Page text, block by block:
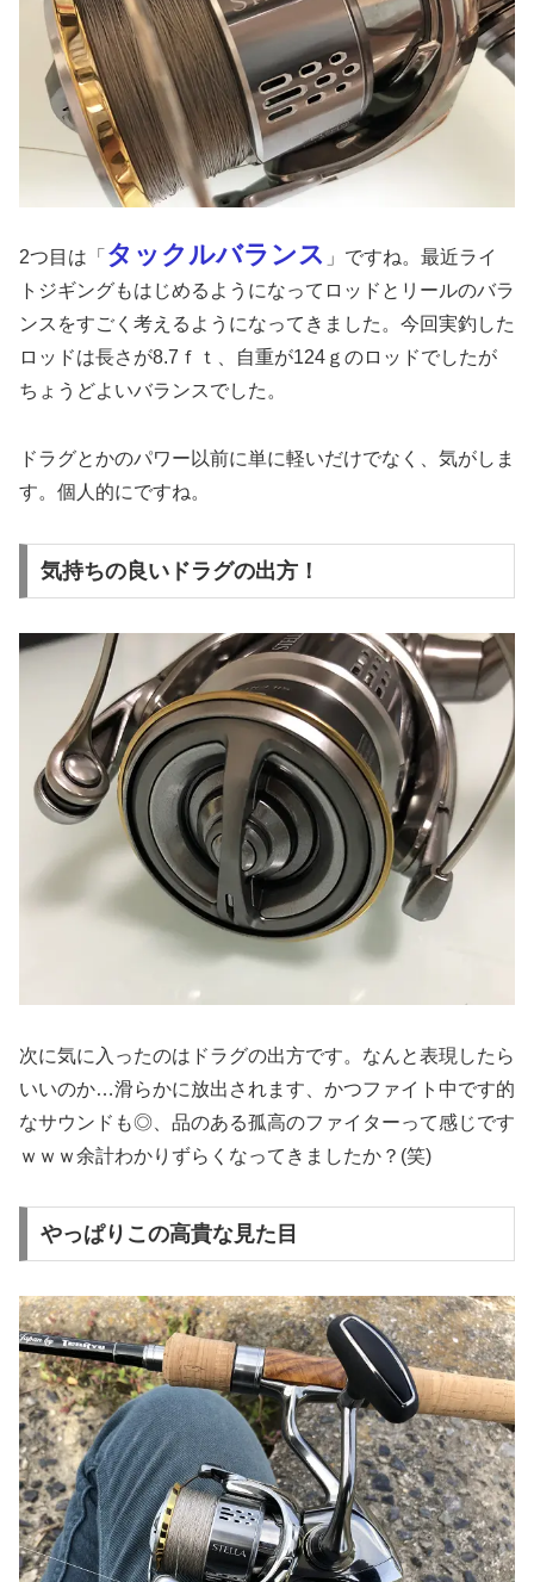
2つ目は「 タックルバランス 」ですね。最近ライ
トジギングもはじめるようになってロッドとリールのバラ
ンスをすごく考えるようになってきました。今回実釣した
ロッドは長さが8.7ｆｔ、自重が124ｇのロッドでしたが
ちょうどよいバランスでした。
ドラグとかのパワー以前に単に軽いだけでなく、気がしま
す。個人的にですね。
気持ちの良いドラグの出方！
次に気に入ったのはドラグの出方です。なんと表現したら
いいのか…滑らかに放出されます、かつファイト中です的
なサウンドも◎、品のある孤高のファイターって感じです
ｗｗｗ余計わかりずらくなってきましたか？(笑)
やっぱりこの高貴な見た目